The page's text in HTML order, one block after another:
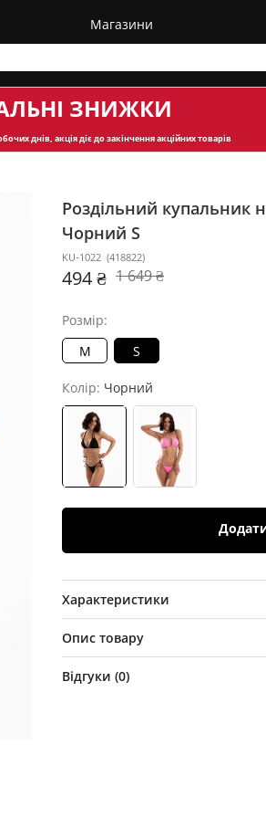
Магазини
ЗНИЖКИ
днів, акція діє до закінчення акційних товарів
Роздільний купальник
Чорний S
KU-1022 (418822)
494 ₴ 1 649 ₴
Розмір:
M
S
Колір: Чорний
Характеристики
Опис товару
Відгуки (0)